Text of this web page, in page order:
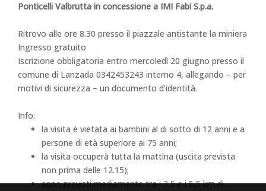
Ponticelli Valbrutta in concessione a IMI Fabi S.p.a.
Ritrovo alle ore 8.30 presso il piazzale antistante la miniera
Ingresso gratuito
Iscrizione obbligatoria entro mercoledì 20 giugno presso il
comune di Lanzada 0342453243 interno 4, allegando – per
motivi di sicurezza – un documento d’identità.
Info:
la visita è vietata ai bambini al di sotto di 12 anni e a
persone di età superiore ai 75 anni;
la visita occuperà tutta la mattina (uscita prevista
non prima delle 12.15);
sono previsti mediamente tra i 3,5 e i 5,5 km di